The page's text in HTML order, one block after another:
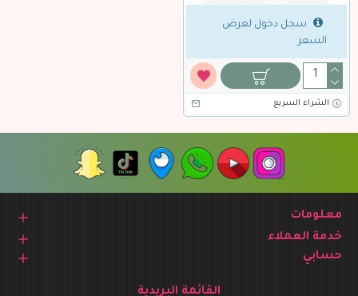
سجل دخول لعرض
السعر
الشراء السريع
معلومات
خدمة العملاء
حسابي
القائمة البريدية